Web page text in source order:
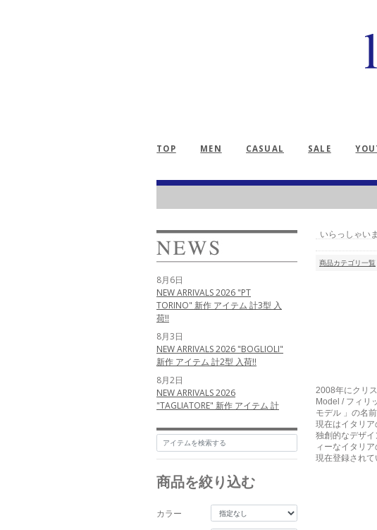
TOP MEN CASUAL SALE
8月6日
NEW ARRIVALS 2026 "PT
TORINO" 新作 アイテム 計3型 入
荷!!
8月3日
NEW ARRIVALS 2026 "BOGLIOLI"
新作 アイテム 計2型 入荷!!
8月2日
NEW ARRIVALS 2026
"TAGLIATORE" 新作 アイテム 計
6月12日
NEW ARRIVALS 2026 "nomiamo"
新作 アイテム 計1型 入荷!!
5月25日
NEW ARRIVALS 2026
"MESSYWEEKEND" 新作 アイテム
計3型 入荷!!
商品を絞り込む
カラー
いらっしゃい
商品カテゴリ一覧
2008年にクリ
Model / フィリ
モデル 」の名
現在はイタリア
独創的なデザ
ィーなイタリ
現在登録され